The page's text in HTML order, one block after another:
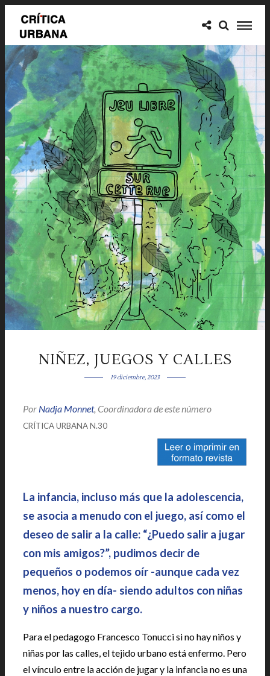
NIÑEZ, JUEGOS Y CALLES
19 diciembre, 2023
Por Nadja Monnet, Coordinadora de este número
CRÍTICA URBANA N.30
La infancia, incluso más que la adolescencia,
se asocia a menudo con el juego, así como el
deseo de salir a la calle: “¿Puedo salir a jugar
con mis amigos?”, pudimos decir de
pequeños o podemos oír -aunque cada vez
menos, hoy en día- siendo adultos con niñas
y niños a nuestro cargo.
Para el pedagogo Francesco Tonucci si no hay niños y
niñas por las calles, el tejido urbano está enfermo. Pero
el vínculo entre la acción de jugar y la infancia no es una